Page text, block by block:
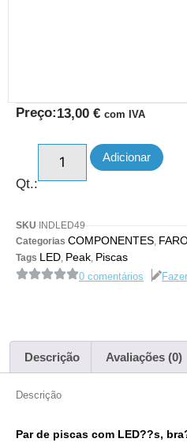
Preço:13,00 € com IVA
Qt.:
Adicionar
SKU INDLED49
Categorias COMPONENTES
Tags LED Peak Piscas
0 comentários
Descrição Avaliações (0)
Descrição
Par de piscas com LED??s,